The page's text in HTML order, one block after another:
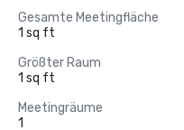
Gesamte Meetingfläche
1 sq ft
Größter Raum
1 sq ft
Meetingräume
1